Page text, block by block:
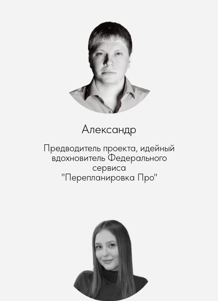
Александр
Предводитель проекта, идейный
вдохновитель Федерального
сервиса
"Перепланировка Про"